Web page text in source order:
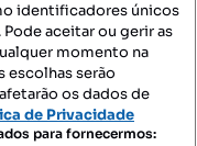
identificadores únicos
aceitar ou gerir as
momento na
escolhas serão
os dados de
de Privacidade
para fornecermos: